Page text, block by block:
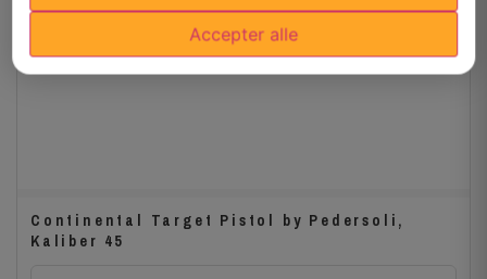
Continental Target Pistol by Pedersoli,
Kaliber 45
Accepter alle